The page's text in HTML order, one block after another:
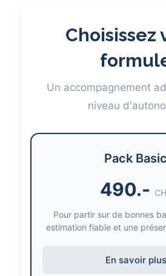
Choisissez
Un accompagnement
niveau
Pack Basic
490.-
Pour partir sur de bonnes
estimation fiable et une
En savoir plus